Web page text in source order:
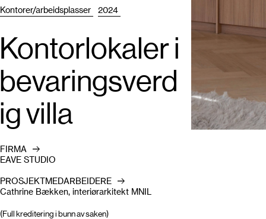
Kontorer/arbeidsplasser 2024
Kontorlokaler i
bevaringsverd
ig villa
FIRMA
EAVE STUDIO
PROSJEKTMEDARBEIDERE
Cathrine Bækken, interiørarkitekt MNIL
(Full kreditering i bunn av saken)